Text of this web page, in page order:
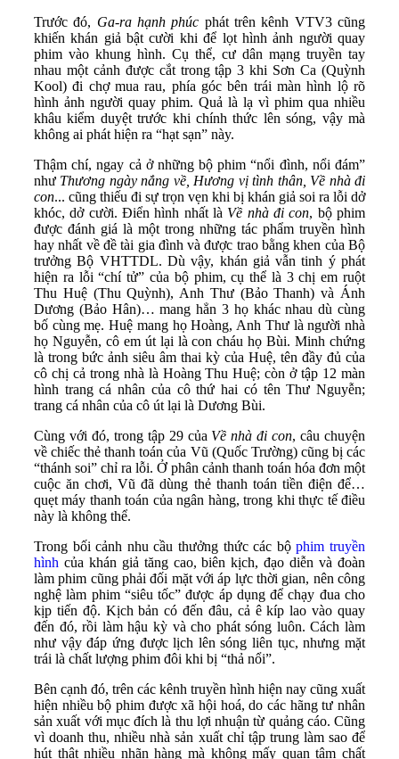
Trước đó, Ga-ra hạnh phúc phát trên kênh VTV3 cũng
khiến khán giả bật cười khi để lọt hình ảnh người quay
phim vào khung hình. Cụ thể, cư dân mạng truyền tay
nhau một cảnh được cắt trong tập 3 khi Sơn Ca (Quỳnh
Kool) đi chợ mua rau, phía góc bên trái màn hình lộ rõ
hình ảnh người quay phim. Quả là lạ vì phim qua nhiều
khâu kiểm duyệt trước khi chính thức lên sóng, vậy mà
không ai phát hiện ra “hạt sạn” này.
Thậm chí, ngay cả ở những bộ phim “nổi đình, nổi đám”
như Thương ngày nắng về, Hương vị tình thân, Về nhà đi
con... cũng thiếu đi sự trọn vẹn khi bị khán giả soi ra lỗi dở
khóc, dở cười. Điển hình nhất là Về nhà đi con, bộ phim
được đánh giá là một trong những tác phẩm truyền hình
hay nhất về đề tài gia đình và được trao bằng khen của Bộ
trưởng Bộ VHTTDL. Dù vậy, khán giả vẫn tinh ý phát
hiện ra lỗi “chí tử” của bộ phim, cụ thể là 3 chị em ruột
Thu Huệ (Thu Quỳnh), Anh Thư (Bảo Thanh) và Ánh
Dương (Bảo Hân)… mang hẳn 3 họ khác nhau dù cùng
bố cùng mẹ. Huệ mang họ Hoàng, Anh Thư là người nhà
họ Nguyễn, cô em út lại là con cháu họ Bùi. Minh chứng
là trong bức ảnh siêu âm thai kỳ của Huệ, tên đầy đủ của
cô chị cả trong nhà là Hoàng Thu Huệ; còn ở tập 12 màn
hình trang cá nhân của cô thứ hai có tên Thư Nguyễn;
trang cá nhân của cô út lại là Dương Bùi.
Cùng với đó, trong tập 29 của Về nhà đi con, câu chuyện
về chiếc thẻ thanh toán của Vũ (Quốc Trường) cũng bị các
“thánh soi” chỉ ra lỗi. Ở phân cảnh thanh toán hóa đơn một
cuộc ăn chơi, Vũ đã dùng thẻ thanh toán tiền điện để…
quẹt máy thanh toán của ngân hàng, trong khi thực tế điều
này là không thể.
Trong bối cảnh nhu cầu thưởng thức các bộphim truyền
hình của khán giả tăng cao, biên kịch, đạo diễn và đoàn
làm phim cũng phải đối mặt với áp lực thời gian, nên công
nghệ làm phim “siêu tốc” được áp dụng để chạy đua cho
kịp tiến độ. Kịch bản có đến đâu, cả ê kíp lao vào quay
đến đó, rồi làm hậu kỳ và cho phát sóng luôn. Cách làm
như vậy đáp ứng được lịch lên sóng liên tục, nhưng mặt
trái là chất lượng phim đôi khi bị “thả nổi”.
Bên cạnh đó, trên các kênh truyền hình hiện nay cũng xuất
hiện nhiều bộ phim được xã hội hoá, do các hãng tư nhân
sản xuất với mục đích là thu lợi nhuận từ quảng cáo. Cũng
vì doanh thu, nhiều nhà sản xuất chỉ tập trung làm sao để
hút thật nhiều nhãn hàng mà không mấy quan tâm chất